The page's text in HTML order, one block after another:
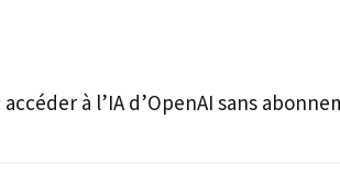
à l’IA d’OpenAI sans